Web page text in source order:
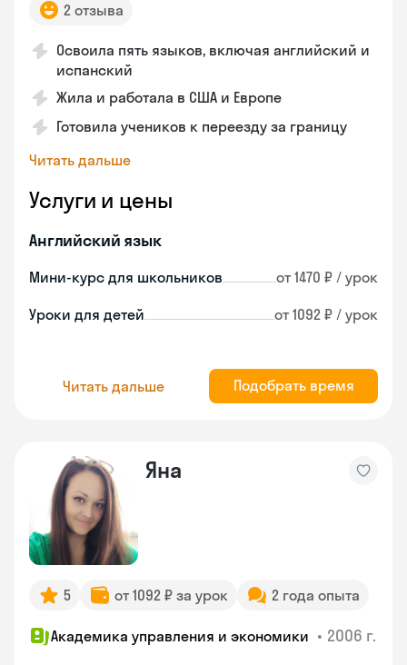
2 отзыва
Освоила пять языков, включая английский и
испанский
Жила и работала в США и Европе
Готовила учеников к переезду за границу
Читать дальше
Услуги и цены
Английский язык
Мини-курс для школьников от 1470 ₽ / урок
Уроки для детей от 1092 ₽ / урок
Читать дальше Подобрать время
Яна
5 от 1092 ₽ за урок 2 года опыта
Академика управления и экономики • 2006 г.